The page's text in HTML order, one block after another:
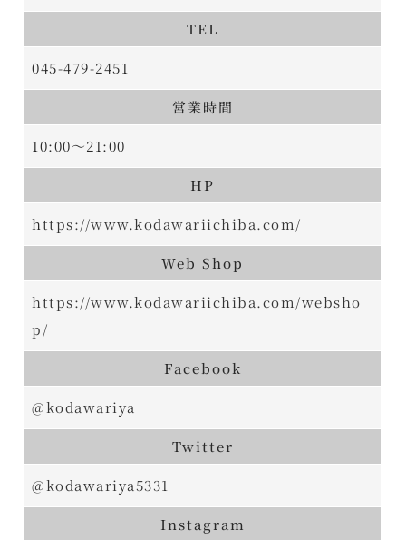
TEL
045-479-2451
営業時間
10:00～21:00
HP
https://www.kodawariichiba.com/
Web Shop
https://www.kodawariichiba.com/websho
p/
Facebook
@kodawariya
Twitter
@kodawariya5331
Instagram